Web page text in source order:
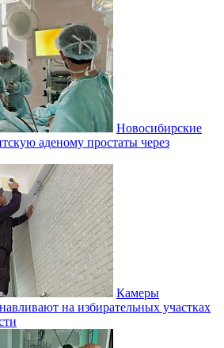
Новосибирские
аденому простаты через
Камеры
на избирательных участках